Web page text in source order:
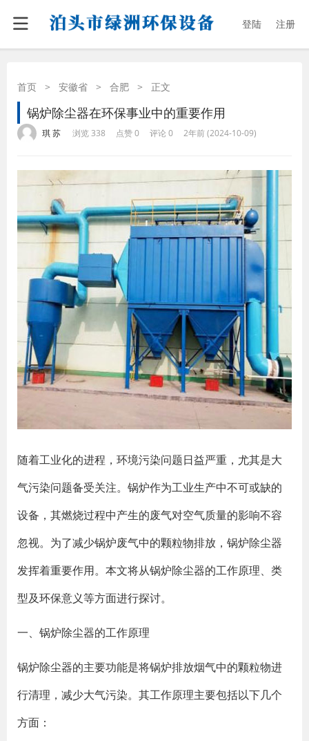
登陆 注册
首页 > 安徽省 > 合肥 > 正文
锅炉除尘器在环保事业中的重要作用
琪 苏 浏览 338 点赞 0 评论 0 2年前 (2024-10-09)
随着工业化的进程，环境污染问题日益严重，尤其是大
气污染问题备受关注。锅炉作为工业生产中不可或缺的
设备，其燃烧过程中产生的废气对空气质量的影响不容
忽视。为了减少锅炉废气中的颗粒物排放，锅炉除尘器
发挥着重要作用。本文将从锅炉除尘器的工作原理、类
型及环保意义等方面进行探讨。
一、锅炉除尘器的工作原理
锅炉除尘器的主要功能是将锅炉排放烟气中的颗粒物进
行清理，减少大气污染。其工作原理主要包括以下几个
方面：